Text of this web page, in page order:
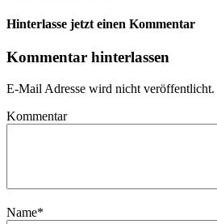
Hinterlasse jetzt einen Kommentar
Kommentar hinterlassen
E-Mail Adresse wird nicht veröffentlicht.
Kommentar
Name*